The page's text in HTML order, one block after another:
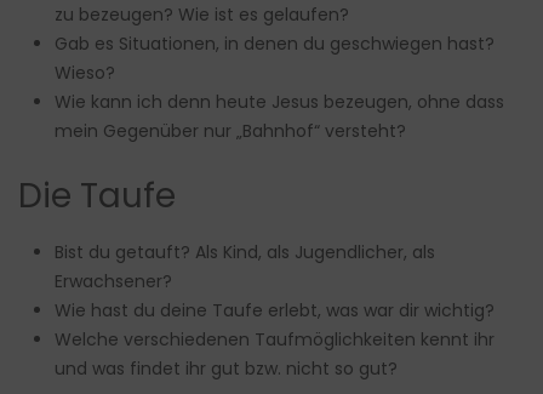
zu bezeugen? Wie ist es gelaufen?
Gab es Situationen, in denen du geschwiegen hast?
Wieso?
Wie kann ich denn heute Jesus bezeugen, ohne dass
mein Gegenüber nur „Bahnhof“ versteht?
Die Taufe
Bist du getauft? Als Kind, als Jugendlicher, als
Erwachsener?
Wie hast du deine Taufe erlebt, was war dir wichtig?
Welche verschiedenen Taufmöglichkeiten kennt ihr
und was findet ihr gut bzw. nicht so gut?